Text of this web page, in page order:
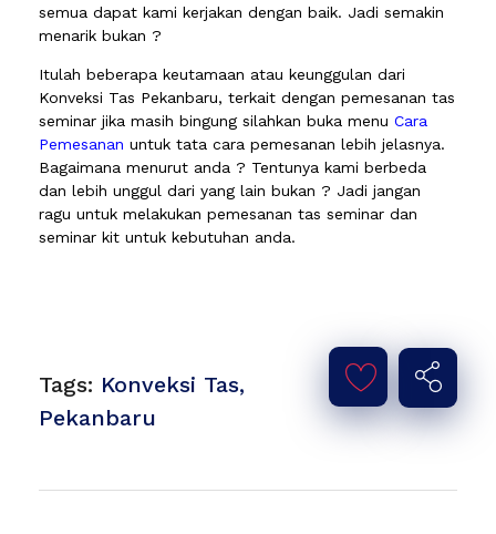
semua dapat kami kerjakan dengan baik. Jadi semakin
menarik bukan ?
Itulah beberapa keutamaan atau keunggulan dari
Konveksi Tas Pekanbaru, terkait dengan pemesanan tas
seminar jika masih bingung silahkan buka menu Cara
Pemesanan untuk tata cara pemesanan lebih jelasnya.
Bagaimana menurut anda ? Tentunya kami berbeda
dan lebih unggul dari yang lain bukan ? Jadi jangan
ragu untuk melakukan pemesanan tas seminar dan
seminar kit untuk kebutuhan anda.
Tags: Konveksi Tas,
Pekanbaru